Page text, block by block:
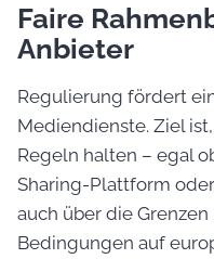
Faire
Anbieter
Regulierung fördert
Mediendienste. Ziel
Regeln halten – egal
Sharing-Plattform
auch über die
Bedingungen auf